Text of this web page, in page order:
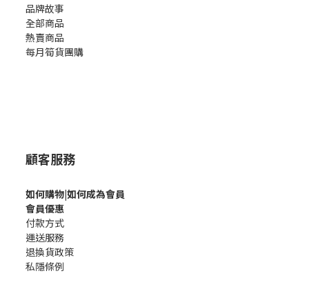
品牌故事
全部商品
熱賣商品
每月筍貨團購
顧客服務
如何購物|如何成為會員
會員優惠
付款方式
運送服務
退換貨政策
私隱條例